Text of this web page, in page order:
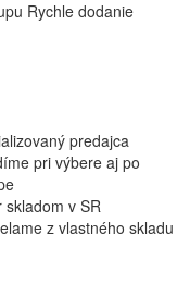
Rychle dodanie
predajca
pri výbere aj po
skladom v SR
z vlastného skladu